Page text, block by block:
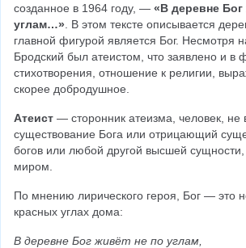
созданное в 1964 году, — «В деревне Бог
углам…» . В этом тексте описывается
главной фигурой является Бог. Несмотря
Бродский был атеистом, что заявлено и в
стихотворения, отношение к религии,
скорее добродушное.
Атеист — сторонник атеизма, человек, не
существование Бога или отрицающий
богов или любой другой высшей
миром.
По мнению лирического героя, Бог — это
красных углах дома:
В деревне Бог живёт не по углам,